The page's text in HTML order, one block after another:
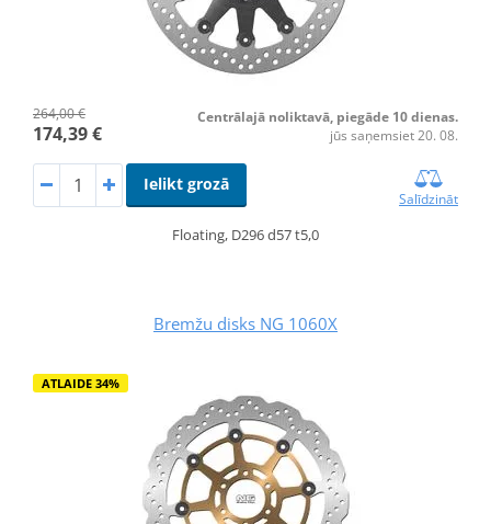
264,00 €
174,39 €
Centrālajā noliktavā, piegāde 10 dienas.
jūs saņemsiet 20. 08.
Ielikt grozā
Salīdzināt
Floating, D296 d57 t5,0
Bremžu disks NG 1060X
ATLAIDE 34%